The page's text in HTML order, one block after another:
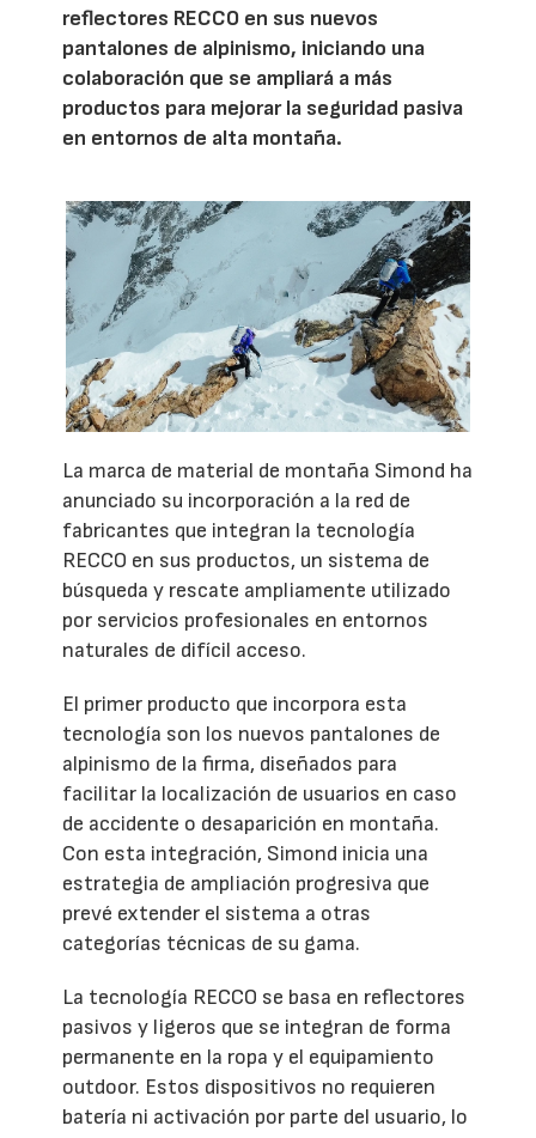
reflectores RECCO en sus nuevos
pantalones de alpinismo, iniciando una
colaboración que se ampliará a más
productos para mejorar la seguridad pasiva
en entornos de alta montaña.
La marca de material de montaña Simond ha
anunciado su incorporación a la red de
fabricantes que integran la tecnología
RECCO en sus productos, un sistema de
búsqueda y rescate ampliamente utilizado
por servicios profesionales en entornos
naturales de difícil acceso.
El primer producto que incorpora esta
tecnología son los nuevos pantalones de
alpinismo de la firma, diseñados para
facilitar la localización de usuarios en caso
de accidente o desaparición en montaña.
Con esta integración, Simond inicia una
estrategia de ampliación progresiva que
prevé extender el sistema a otras
categorías técnicas de su gama.
La tecnología RECCO se basa en reflectores
pasivos y ligeros que se integran de forma
permanente en la ropa y el equipamiento
outdoor. Estos dispositivos no requieren
batería ni activación por parte del usuario, lo